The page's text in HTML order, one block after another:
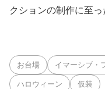
クションの制作に至っ
お台場 イマーシブ・
ハロウィーン 仮装